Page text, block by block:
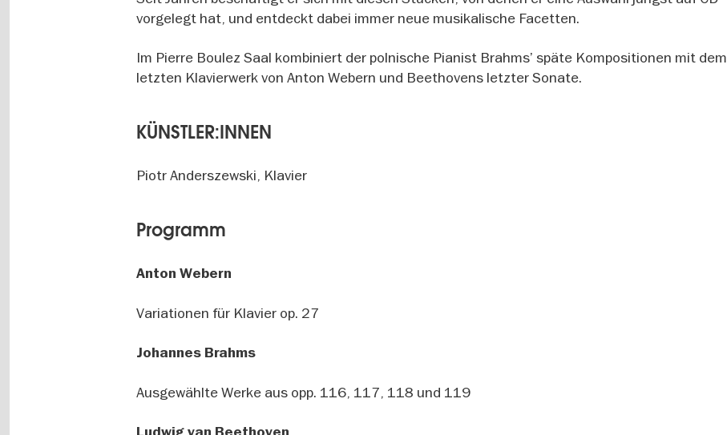
vorgelegt hat, und entdeckt dabei immer neue musikalische Facetten.
Im Pierre Boulez Saal kombiniert der polnische Pianist Brahms’ späte Kompositionen mit dem
letzten Klavierwerk von Anton Webern und Beethovens letzter Sonate.
KÜNSTLER:INNEN
Piotr Anderszewski, Klavier
Programm
Anton Webern
Variationen für Klavier op. 27
Johannes Brahms
Ausgewählte Werke aus opp. 116, 117, 118 und 119